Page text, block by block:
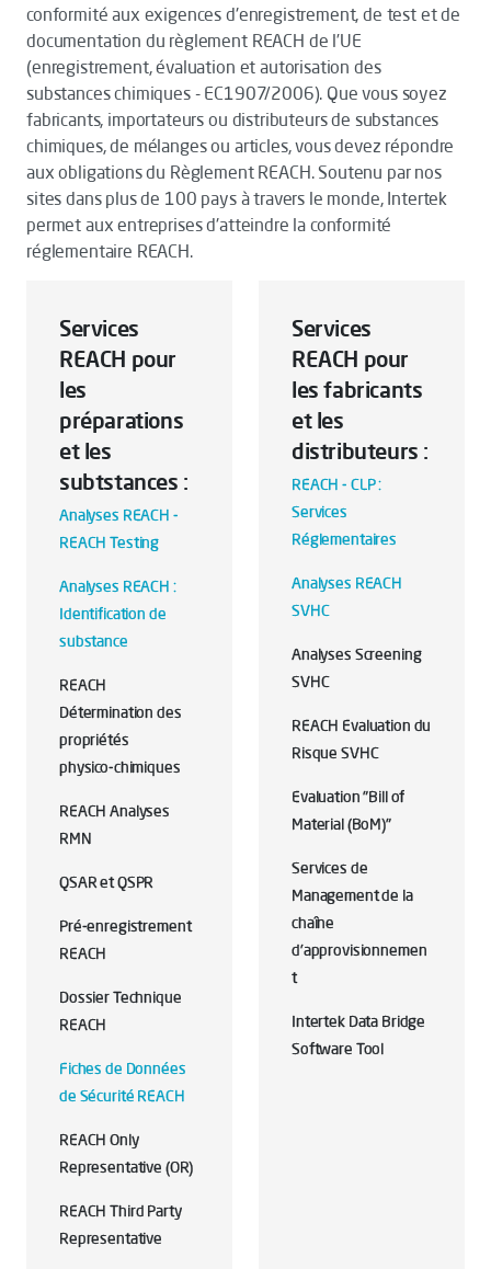
conformité aux exigences d'enregistrement, de test et de
documentation du règlement REACH de l’UE
(enregistrement, évaluation et autorisation des
substances chimiques - EC1907/2006). Que vous soyez
fabricants, importateurs ou distributeurs de substances
chimiques, de mélanges ou articles, vous devez répondre
aux obligations du Règlement REACH. Soutenu par nos
sites dans plus de 100 pays à travers le monde, Intertek
permet aux entreprises d'atteindre la conformité
réglementaire REACH.
Services
REACH pour
les
préparations
et les
subtstances :
Analyses REACH -
REACH Testing
Analyses REACH :
Identification de
substance
REACH
Détermination des
propriétés
physico-chimiques
REACH Analyses
RMN
QSAR et QSPR
Pré-enregistrement
REACH
Dossier Technique
REACH
Fiches de Données
de Sécurité REACH
REACH Only
Representative (OR)
REACH Third Party
Representative
Services
REACH pour
les fabricants
et les
distributeurs :
REACH - CLP :
Services
Réglementaires
Analyses REACH
SVHC
Analyses Screening
SVHC
REACH Evaluation du
Risque SVHC
Evaluation "Bill of
Material (BoM)"
Services de
Management de la
chaîne
d'approvisionnemen
t
Intertek Data Bridge
Software Tool